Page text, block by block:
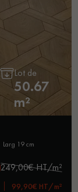
Lot de
50.67
m²
larg 19 cm
249,00€ HT/m²
99,90€ HT/m²